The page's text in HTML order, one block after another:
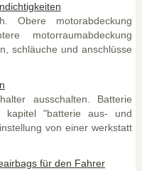
Obere motorabdeckung
motorraumabdeckung
schläuche und anschlüsse
ausschalten. Batterie
kapitel "batterie aus- und
von einer werkstatt
für den Fahrer